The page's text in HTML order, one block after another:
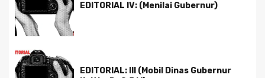
EDITORIAL IV: (Menilai Gubernur)
EDITORIAL: III (Mobil Dinas Gubernur